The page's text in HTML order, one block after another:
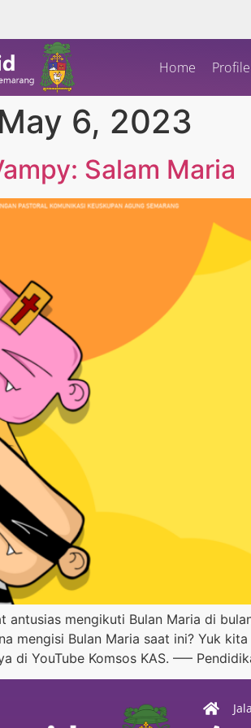
Home
May 6, 2023
Salam Maria
antusias mengikuti Bulan Maria di
mengisi Bulan Maria saat ini? Yuk
di YouTube Komsos KAS. —–